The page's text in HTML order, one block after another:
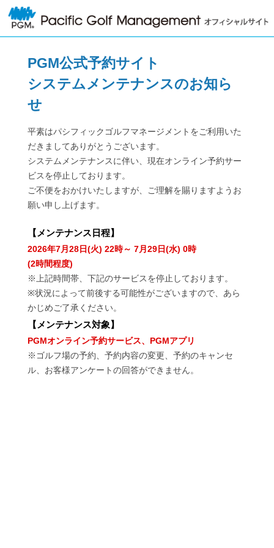
PGM公式予約サイト
システムメンテナンスのお知ら
せ
平素はパシフィックゴルフマネージメントをご利用いた
だきましてありがとうございます。
システムメンテナンスに伴い、現在オンライン予約サー
ビスを停止しております。
ご不便をおかけいたしますが、ご理解を賜りますようお
願い申し上げます。
【 メンテナンス日程】
2026年7月28日(火) 22時～ 7月29日(水) 0時
(2時間程度)
※上記時間帯、下記のサービスを停止しております。
※状況によって前後する可能性がございますので、あら
かじめご了承ください。
【メンテナンス対象】
PGMオンライン予約サービス、PGMアプリ
※ゴルフ場の予約、予約内容の変更、予約のキャンセ
ル、お客様アンケートの回答ができません。